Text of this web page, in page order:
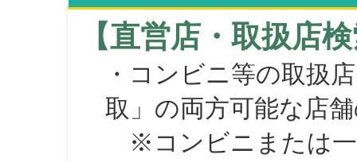
【直営店・取扱店
・コンビニ等の取扱
取」の両方可能な店
※コンビニまたは一